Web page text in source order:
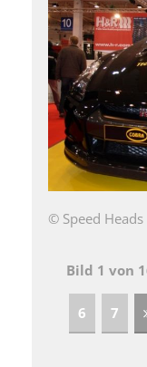
© Speed Heads
Bild 1 von
6 7